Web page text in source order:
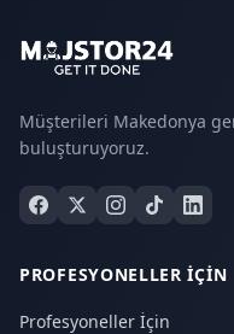
Müşterileri Makedonya
buluşturuyoruz.
PROFESYONELLER İÇIN
Profesyoneller İçin